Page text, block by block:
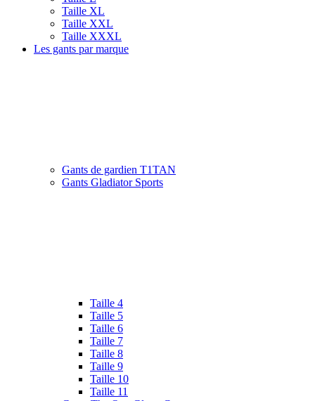
Taille XL
Taille XXL
Taille XXXL
Les gants par marque
Gants de gardien T1TAN
Gants Gladiator Sports
Taille 4
Taille 5
Taille 6
Taille 7
Taille 8
Taille 9
Taille 10
Taille 11